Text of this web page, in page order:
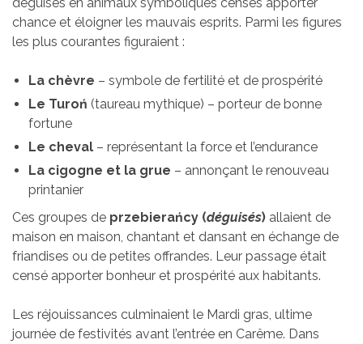
chance et éloigner les mauvais esprits. Parmi les figures
les plus courantes figuraient :
La chèvre – symbole de fertilité et de prospérité
Le Turoń (taureau mythique) – porteur de bonne
fortune
Le cheval – représentant la force et l’endurance
La cigogne et la grue – annonçant le renouveau
printanier
Ces groupes de przebierańcy (déguisés) allaient de
maison en maison, chantant et dansant en échange de
friandises ou de petites offrandes. Leur passage était
censé apporter bonheur et prospérité aux habitants.
Les réjouissances culminaient le Mardi gras, ultime
journée de festivités avant l’entrée en Carême. Dans